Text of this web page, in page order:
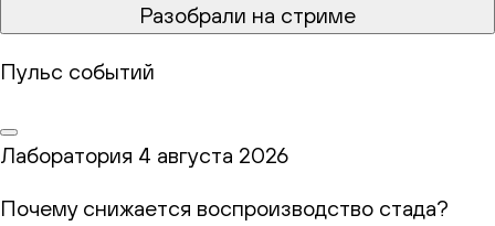
Разобрали на стриме
Пульс событий
Лаборатория 4 августа 2026
Почему снижается воспроизводство стада?